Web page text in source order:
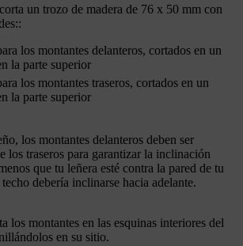
un trozo de madera de 76 x 50 mm con
los montantes delanteros, cortados en un
la parte superior
los montantes traseros, cortados en un
la parte superior
los montantes delanteros deben ser
los traseros para garantizar la inclinación
que tu leñera esté contra la pared de tu
debería inclinarse hacia adelante.
los montantes en las esquinas interiores del
en su sitio.